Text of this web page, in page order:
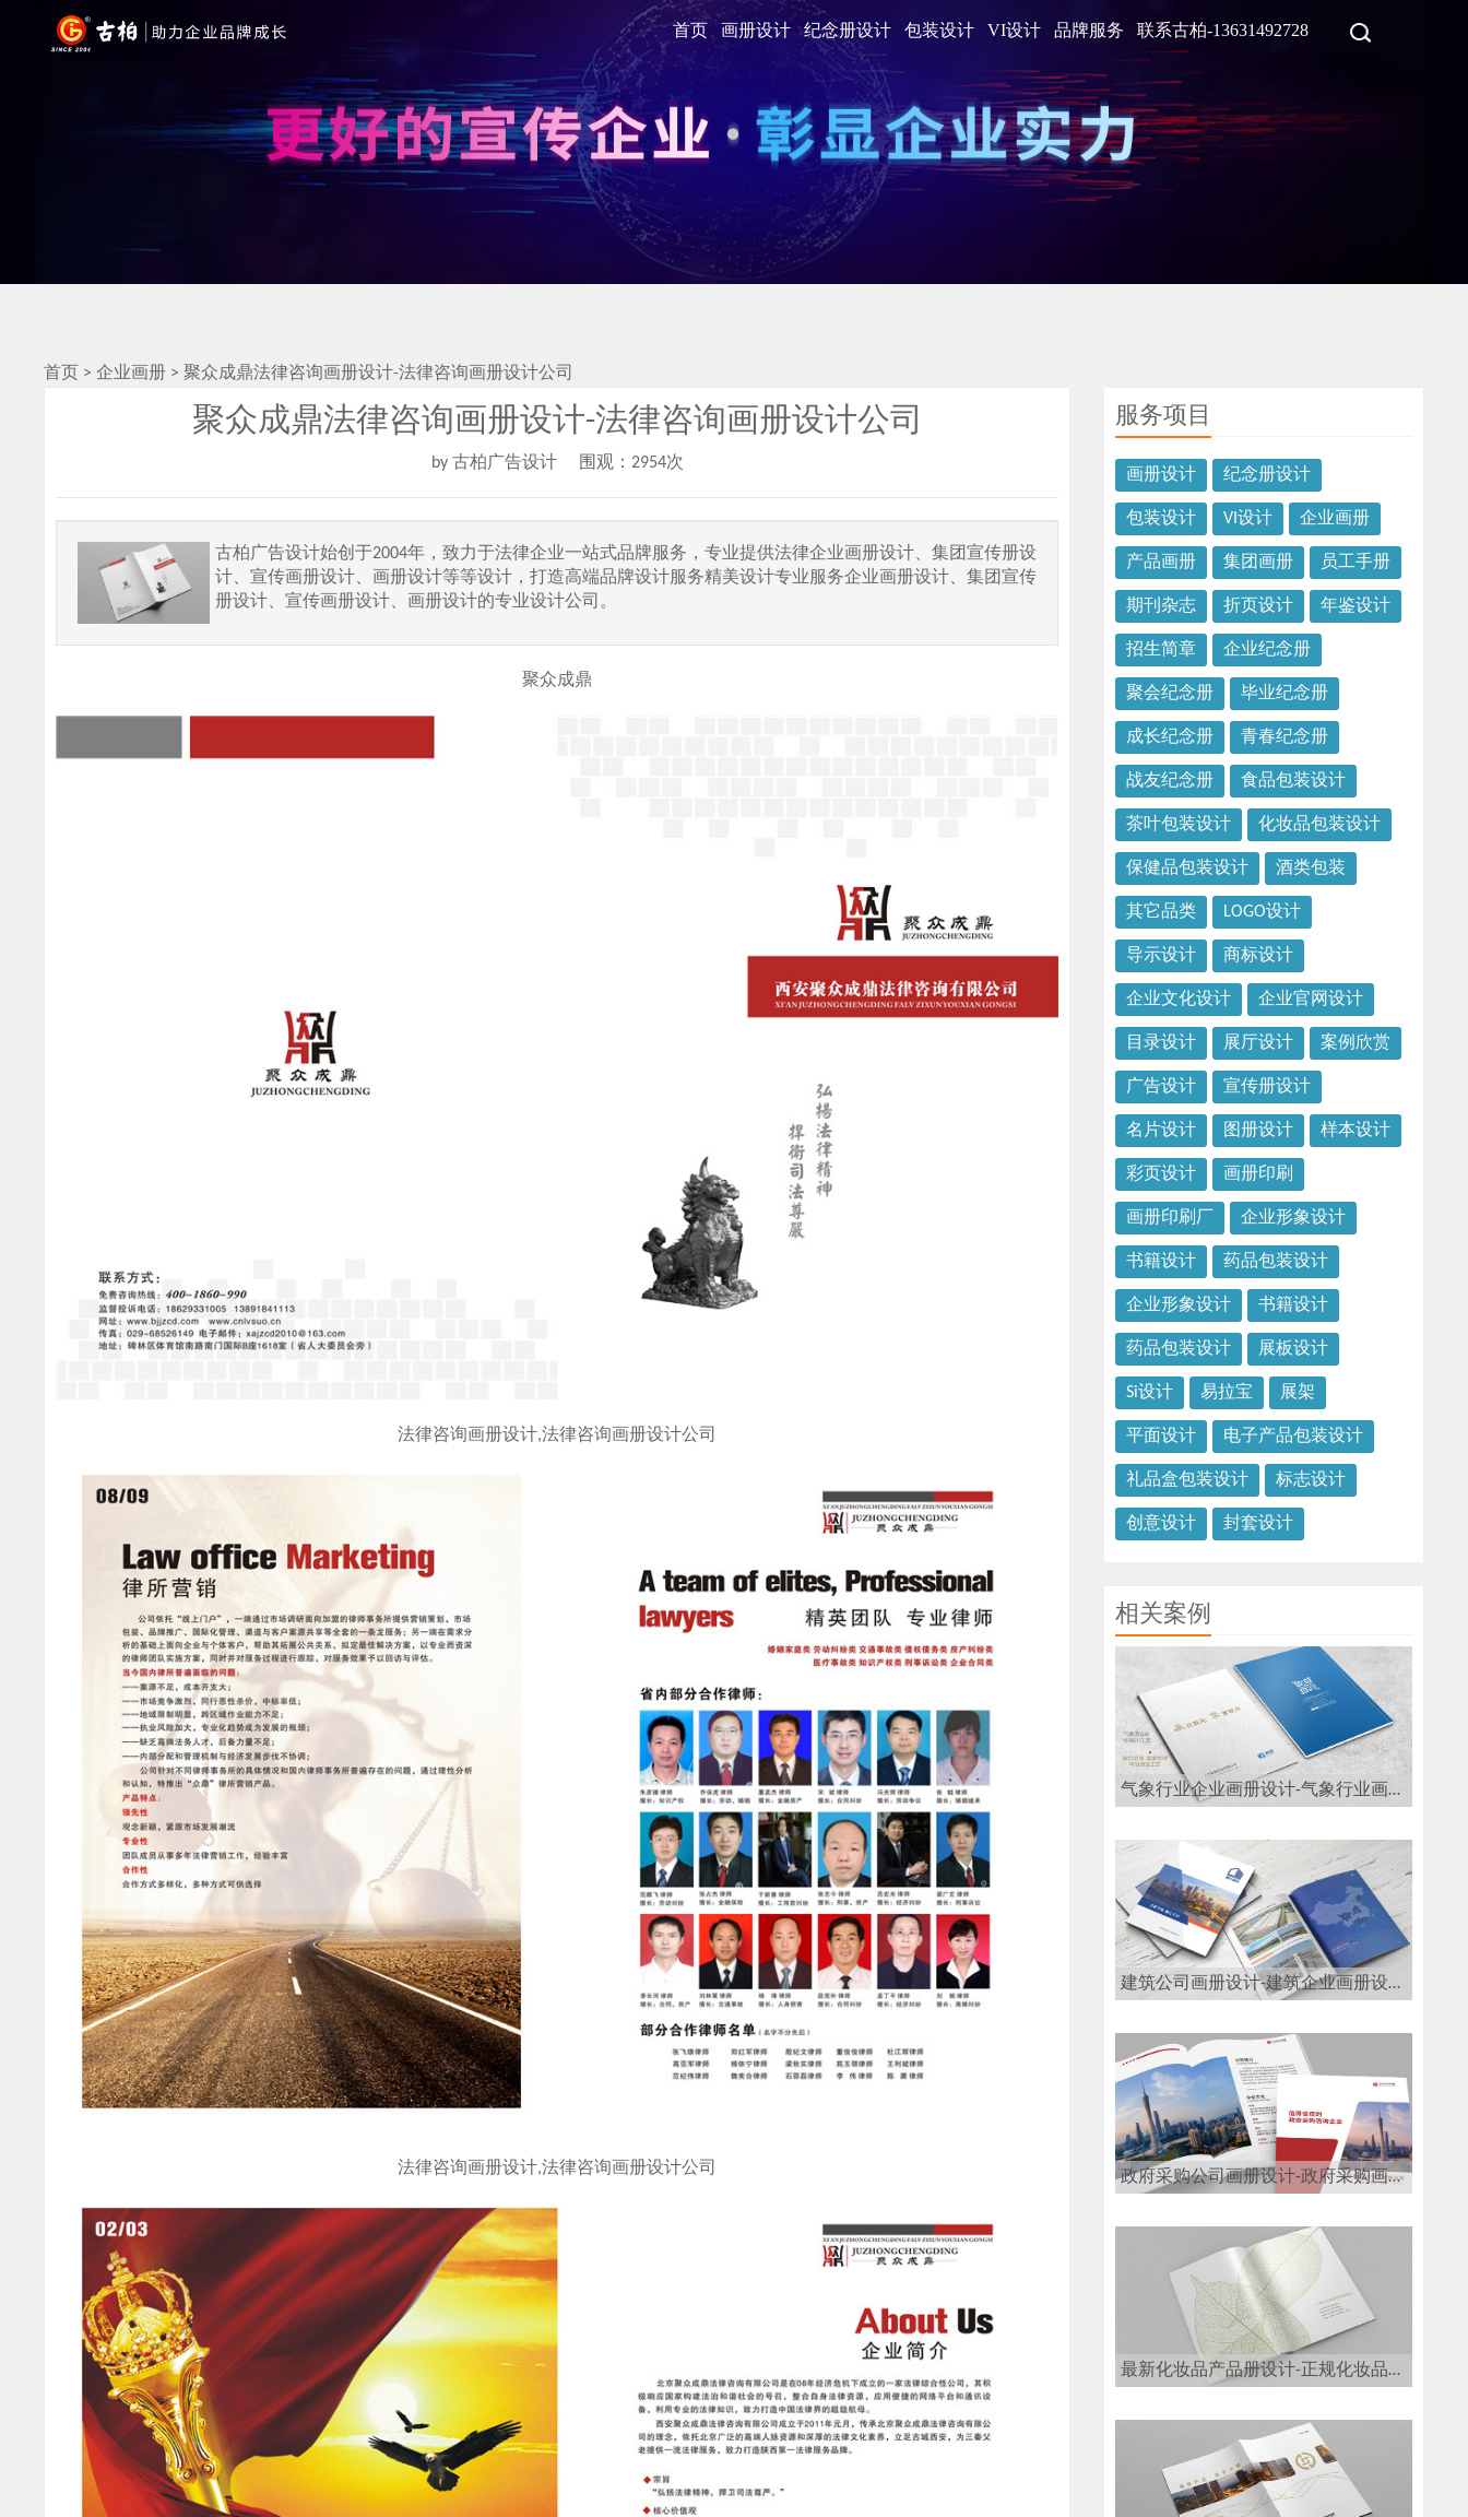
首页 画册设计 纪念册设计 包装设计 VI设计 品牌服务 联系古柏-13631492728
首页 >企业画册 >聚众成鼎法律咨询画册设计-法律咨询画册设计公司
聚众成鼎法律咨询画册设计-法律咨询画册设计公司
by 古柏广告设计 围观：2954次
古柏广告设计始创于2004年，致力于法律企业一站式品牌服务，专业提供法律企业画册设计、集团宣传册设
计、宣传画册设计、画册设计等等设计，打造高端品牌设计服务精美设计专业服务企业画册设计、集团宣传
册设计、宣传画册设计、画册设计的专业设计公司。
聚众成鼎
法律咨询画册设计,法律咨询画册设计公司
法律咨询画册设计,法律咨询画册设计公司
服务项目
画册设计 纪念册设计
包装设计 VI设计 企业画册
产品画册 集团画册 员工手册
期刊杂志 折页设计 年鉴设计
招生简章 企业纪念册
聚会纪念册 毕业纪念册
成长纪念册 青春纪念册
战友纪念册 食品包装设计
茶叶包装设计 化妆品包装设计
保健品包装设计 酒类包装
其它品类 LOGO设计
导示设计 商标设计
企业文化设计 企业官网设计
目录设计 展厅设计 案例欣赏
广告设计 宣传册设计
名片设计 图册设计 样本设计
彩页设计 画册印刷
画册印刷厂 企业形象设计
书籍设计 药品包装设计
企业形象设计 书籍设计
药品包装设计 展板设计
Si设计 易拉宝 展架
平面设计 电子产品包装设计
礼品盒包装设计 标志设计
创意设计 封套设计
相关案例
气象行业企业画册设计-气象行业画册设计公司
建筑公司画册设计-建筑企业画册设计公司
政府采购公司画册设计-政府采购画册设计公司
最新化妆品产品册设计-正规化妆品画册设计公司